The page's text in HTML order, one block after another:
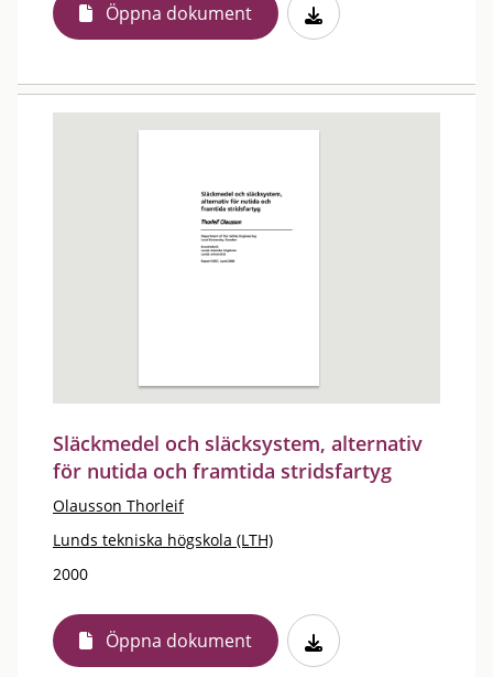
Öppna dokument
Släckmedel och släcksystem, alternativ
för nutida och framtida stridsfartyg
Olausson Thorleif
Lunds tekniska högskola (LTH)
2000
Öppna dokument